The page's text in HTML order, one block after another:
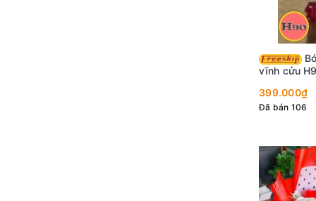
Bó hoa sáp hoa hồng
vĩnh cửu
399.000₫
Đã bán 106